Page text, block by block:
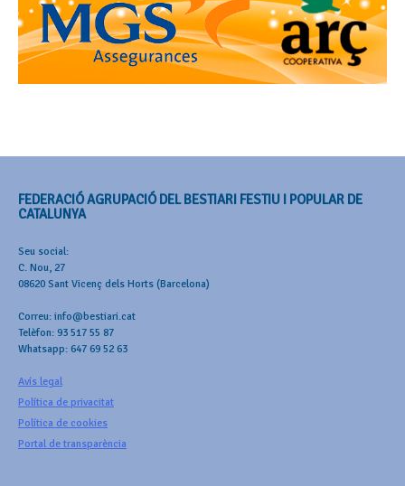
FEDERACIÓ AGRUPACIÓ DEL BESTIARI FESTIU I POPULAR DE
CATALUNYA
Seu social:
C. Nou, 27
08620 Sant Vicenç dels Horts (Barcelona)
Correu: info@bestiari.cat
Telèfon: 93 517 55 87
Whatsapp: 647 69 52 63
Avís legal
Política de privacitat
Política de cookies
Portal de transparència